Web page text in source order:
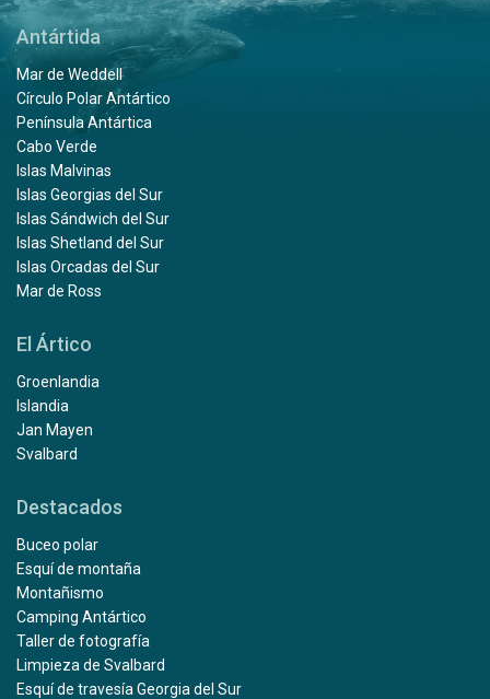
Antártida
Mar de Weddell
Círculo Polar Antártico
Península Antártica
Cabo Verde
Islas Malvinas
Islas Georgias del Sur
Islas Sándwich del Sur
Islas Shetland del Sur
Islas Orcadas del Sur
Mar de Ross
El Ártico
Groenlandia
Islandia
Jan Mayen
Svalbard
Destacados
Buceo polar
Esquí de montaña
Montañismo
Camping Antártico
Taller de fotografía
Limpieza de Svalbard
Esquí de travesía Georgia del Sur